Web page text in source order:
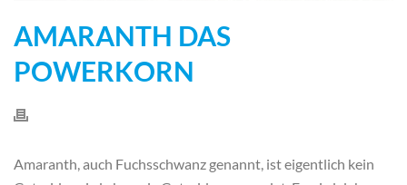
AMARANTH DAS
POWERKORN
Amaranth, auch Fuchsschwanz genannt, ist eigentlich kein